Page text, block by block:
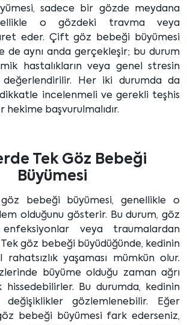
sadece bir gözde meydana
o gözdeki travma veya
eder. Çift göz bebeği büyümesi
de aynı anda gerçekleşir; bu durum
hastalıkların veya genel stresin
Her iki durumda da
incelenmeli ve gerekli teşhis
başvurulmalıdır.
Tek Göz Bebeği
Büyümesi
bebeği büyümesi, genellikle o
olduğunu gösterir. Bu durum, göz
enfeksiyonlar veya traumalardan
göz bebeği büyüdüğünde, kedinin
yaşaması mümkün olur.
büyüme olduğu zaman ağrı
hissedebilirler. Bu durumda, kedinin
değişiklikler gözlemlenebilir. Eğer
bebeği büyümesi fark ederseniz,